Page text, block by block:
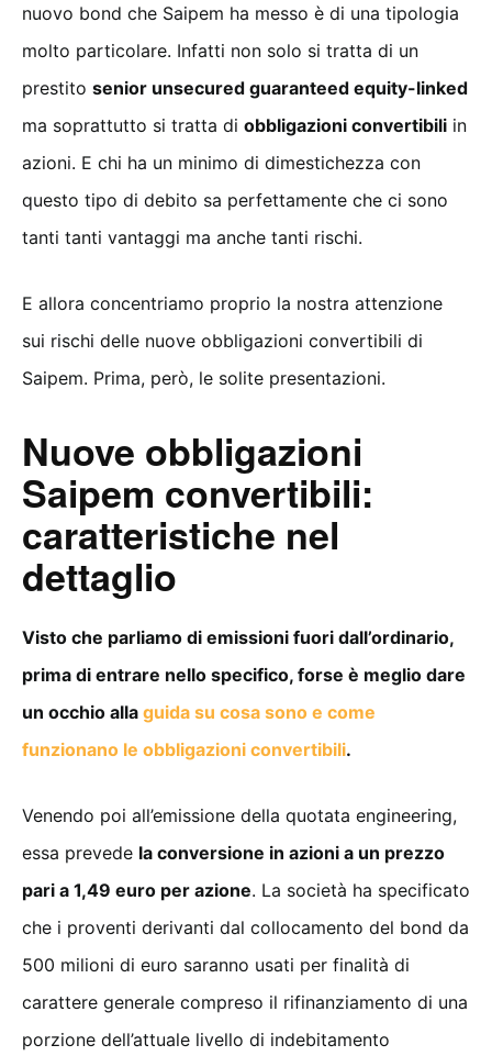
nuovo bond che Saipem ha messo è di una tipologia
molto particolare. Infatti non solo si tratta di un
prestito senior unsecured guaranteed equity-linked
ma soprattutto si tratta di obbligazioni convertibili in
azioni. E chi ha un minimo di dimestichezza con
questo tipo di debito sa perfettamente che ci sono
tanti tanti vantaggi ma anche tanti rischi.
E allora concentriamo proprio la nostra attenzione
sui rischi delle nuove obbligazioni convertibili di
Saipem. Prima, però, le solite presentazioni.
Nuove obbligazioni
Saipem convertibili:
caratteristiche nel
dettaglio
Visto che parliamo di emissioni fuori dall’ordinario,
prima di entrare nello specifico, forse è meglio dare
un occhio alla guida su cosa sono e come
funzionano le obbligazioni convertibili.
Venendo poi all’emissione della quotata engineering,
essa prevede la conversione in azioni a un prezzo
pari a 1,49 euro per azione. La società ha specificato
che i proventi derivanti dal collocamento del bond da
500 milioni di euro saranno usati per finalità di
carattere generale compreso il rifinanziamento di una
porzione dell’attuale livello di indebitamento